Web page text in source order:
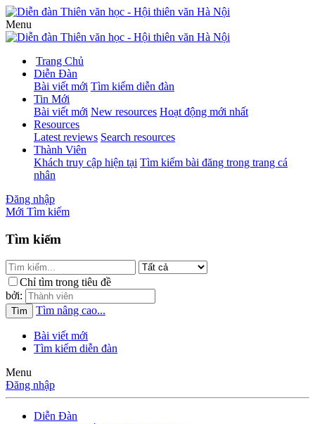
Menu
Trang Chủ
Diễn Đàn
Bài viết mới Tìm kiếm diễn đàn
Tin Mới
Bài viết mới New resources Hoạt động mới nhất
Resources
Latest reviews Search resources
Thành Viên
Khách truy cập hiện tại Tìm kiếm bài đăng trong trang cá
nhân
Đăng nhập
Mới Tìm kiếm
Tìm kiếm
Chỉ tìm trong tiêu đề
bởi:
Tìm Tìm nâng cao...
Bài viết mới
Tìm kiếm diễn đàn
Menu
Đăng nhập
Diễn Đàn